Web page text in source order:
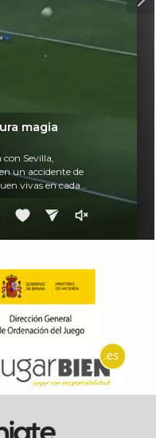
magia
Sevilla,
un accidente de
vivas en cada